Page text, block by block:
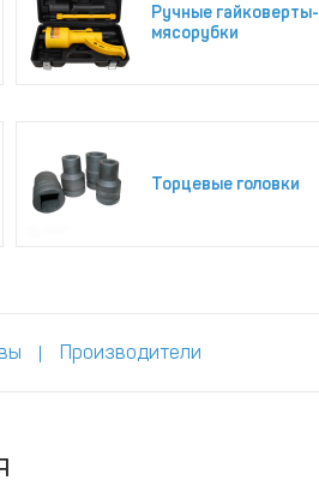
Ручные гайковерты-
мясорубки
Торцевые головки
Производители